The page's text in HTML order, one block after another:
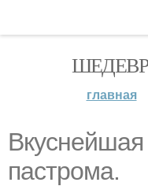
главная
Вкуснейшая
пастрома.